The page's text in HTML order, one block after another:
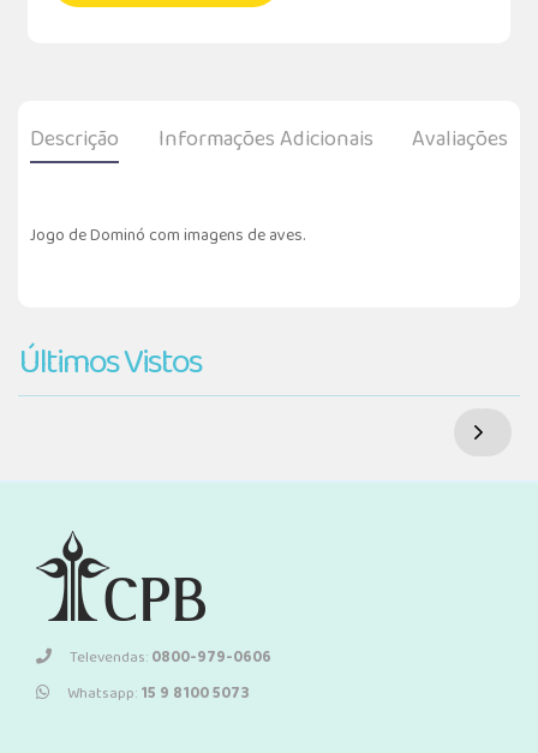
Descrição Informações Adicionais Avaliações
Jogo de Dominó com imagens de aves.
Últimos Vistos
Televendas:0800-979-0606
Whatsapp:15 9 8100 5073